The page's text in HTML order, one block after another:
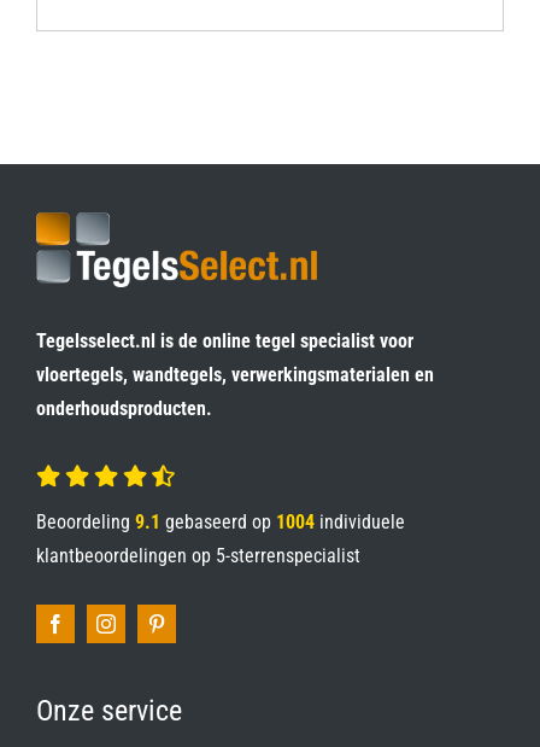
Tegelsselect.nl is de online tegel specialist voor
vloertegels, wandtegels, verwerkingsmaterialen en
onderhoudsproducten.
Beoordeling 9.1 gebaseerd op 1004individuele
klantbeoordelingen op 5-sterrenspecialist
Onze service